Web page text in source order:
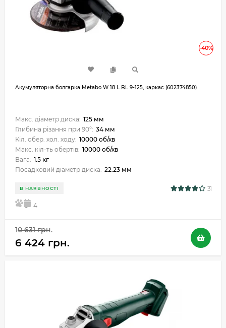
-40%
Акумуляторна болгарка Metabo W 18 L BL 9-125, каркас (602374850)
Макс. діаметр диска: 125 мм
Глибина різання при 90°: 34 мм
Кіл. обер. хол. ходу: 10000 об/хв
Макс. кіл-ть обертів: 10000 об/хв
Вага: 1.5 кг
Посадковий діаметр диска: 22.23 мм
В НАЯВНОСТІ 31
5 4
10 631 грн.
6 424 грн.